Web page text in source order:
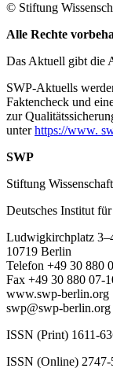
© Stiftung
Alle Rechte
Das Aktuell gibt die
SWP-Aktuells
Faktencheck und
zur
unterhttps://www.
SWP
Stiftung
Deutsches Institut
Ludwigkirchplatz
10719 Berlin
Telefon +49 30 880
Fax +49 30 880 07-
www.swp-berlin.org
swp@swp-berlin.org
ISSN (Print) 1611-
ISSN (Online) 2747-